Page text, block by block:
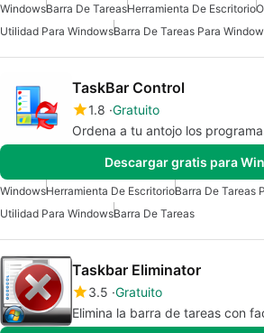
WindowsBarra De TareasHerramienta De Escritorio
Utilidad Para WindowsBarra De Tareas Para
TaskBar Control
1.8 Gratuito
Ordena a tu antojo los
Descargar gratis para
WindowsHerramienta De EscritorioBarra De Tareas
Utilidad Para WindowsBarra De Tareas
Taskbar Eliminator
3.5 Gratuito
Elimina la barra de tareas con